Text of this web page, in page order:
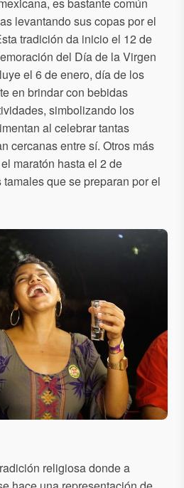
es bastante común
levantando sus copas por el
tradición da inicio el 12 de
del Día de la Virgen
el 6 de enero, día de los
en brindar con bebidas
simbolizando los
al celebrar tantas
cercanas entre sí. Otros más
maratón hasta el 2 de
que se preparan por el
religiosa donde a